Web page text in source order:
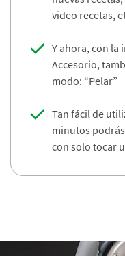
video recetas,
Y ahora, con la
Accesorio,
modo: “Pelar”​​
Tan fácil de
minutos
con solo tocar